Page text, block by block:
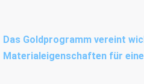
Das Goldprogramm vereint
Materialeigenschaften für